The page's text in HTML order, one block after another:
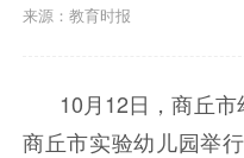
来源：教育时报
10月12日，商丘市
商丘市实验幼儿园举